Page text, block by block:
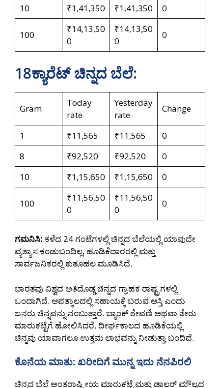
10
₹1,41,350 ₹1,41,350 0
100
₹14,13,50
0
₹14,13,50
0
0
18ಕ್ಯಾರೆಟ್‌ ಚಿನ್ನದ ಬೆಲೆ:
Gram
Today
rate
Yesterday
rate
Change
1 ₹11‌,565 ₹11‌,565
0
8
₹92,520 ₹92,520
0
10
₹1,15,650 ₹1,15,650 0
100
₹11,56,50
0
₹11,56,50
0
0
ಗಮನಿಸಿ: ಕಳೆದ 24 ಗಂಟೆಗಳಲ್ಲಿ ಚಿನ್ನದ ಬೆಲೆಯಲ್ಲಿ ಯಾವುದೇ
ವ್ಯತ್ಯಾಸ ಕಂಡುಬಂದಿಲ್ಲ, ಹೂಡಿಕೆದಾರರಲ್ಲಿ ಮತ್ತು
ಸಾರ್ವಜನಿಕರಲ್ಲಿ ಕುತೂಹಲ ಮೂಡಿಸಿದೆ.
ಭಾರತವು ವಿಶ್ವದ ಅತಿದೊಡ್ಡ ಚಿನ್ನದ ಗ್ರಾಹಕ ರಾಷ್ಟ್ರಗಳಲ್ಲಿ
ಒಂದಾಗಿದೆ. ಆಪತ್ಕಾಲದಲ್ಲಿ ಸಹಾಯಕ್ಕೆ ಬರುವ ಆಸ್ತಿ ಎಂದು
ಜನರು ಚಿನ್ನವನ್ನು ನಂಬುತ್ತಾರೆ. ಬ್ಯಾಂಕ್ ಠೇವಣಿ ಅಥವಾ ಶೇರು
ಮಾರುಕಟ್ಟೆಗೆ ಹೋಲಿಸಿದರೆ, ದೀರ್ಘಕಾಲದ ಹೂಡಿಕೆಯಲ್ಲಿ
ಚಿನ್ನವು ಯಾವಾಗಲೂ ಉತ್ತಮ ಲಾಭವನ್ನು ನೀಡುತ್ತಾ ಬಂದಿದೆ.
ಕೊನೆಯ ಮಾತು: ಖರೀದಿಗೆ ಮುನ್ನ ಇದು ನೆನಪಿರಲಿ
ಚಿನ್ನದ ಬೆಲೆ ಅಂತರಾಷ್ಟ್ರೀಯ ಮಾರುಕಟ್ಟೆ ಮತ್ತು ಡಾಲರ್ ಮೌಲ್ಯದ